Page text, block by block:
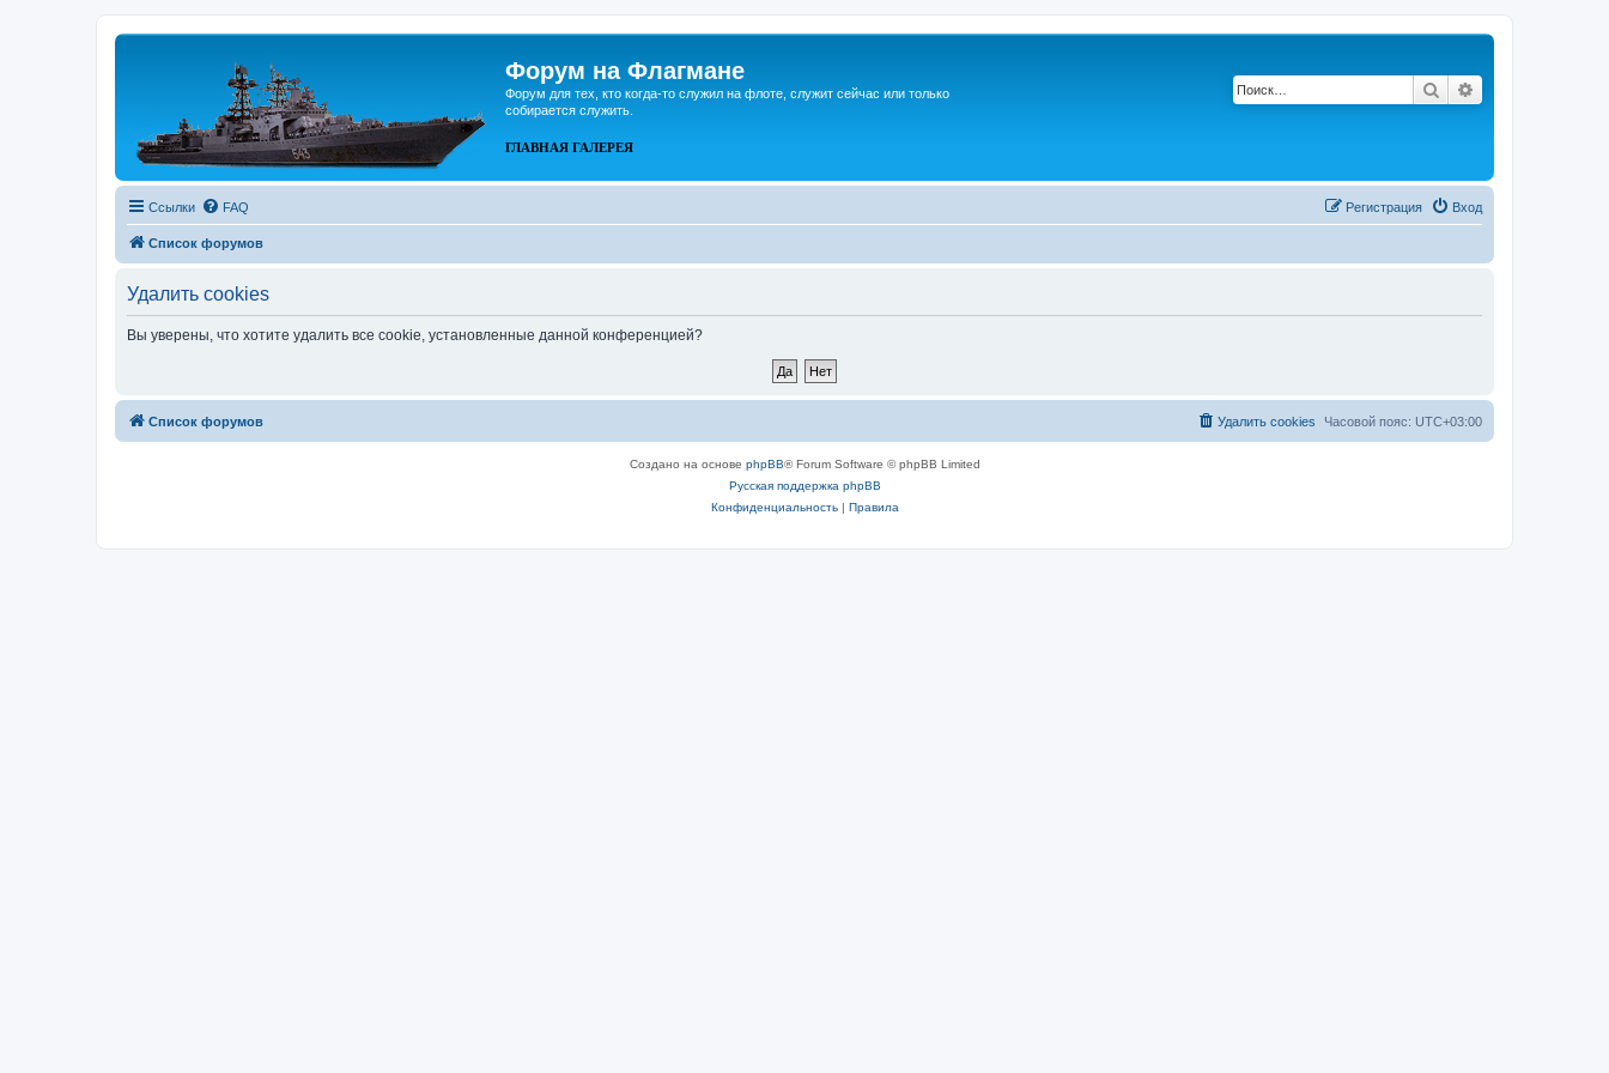
Форум на Флагмане
Форум для тех, кто когда-то служил на флоте, служит сейчас или только
собирается служить.
ГЛАВНАЯ ГАЛЕРЕЯ
Поиск
Ссылки FAQ Вход
Регистрация
Список форумов
Удалить cookies
Вы уверены, что хотите удалить все cookie, установленные данной конференцией?
Список форумов Часовой пояс: UTC+03:00
Удалить cookies
Создано на основе phpBB® Forum Software © phpBB Limited
Русская поддержка phpBB
Конфиденциальность| Правила